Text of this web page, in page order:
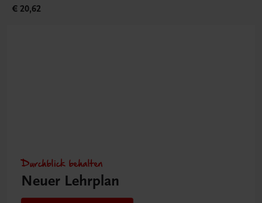
€ 20,62
Durchblick behalten
Neuer Lehrplan